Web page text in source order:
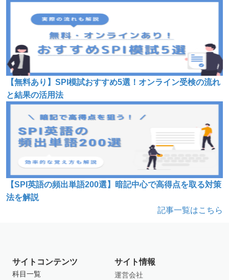
【無料あり】SPI模試おすすめ5選！オンライン受検の流れ
と結果の活用法
【SPI英語の頻出単語200選】暗記中心で高得点を取る対策
法を解説
記事一覧はこちら
サイトコンテンツ
科目一覧
サイト情報
運営会社